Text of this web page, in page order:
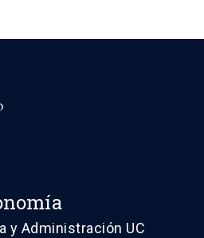
y Administración UC